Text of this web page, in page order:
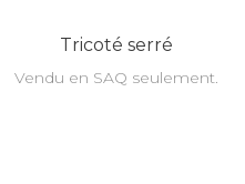
Tricoté serré
Vendu en SAQ seulement.